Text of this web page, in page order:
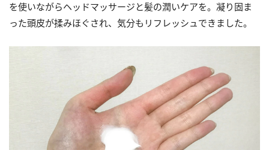
を使いながらヘッドマッサージと髪の潤いケアを。凝り固ま
った頭皮が揉みほぐされ、気分もリフレッシュできました。